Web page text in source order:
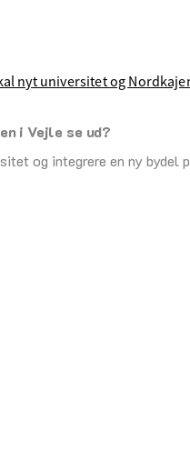
nyt universitet og
i Vejle se ud?
og integrere en ny